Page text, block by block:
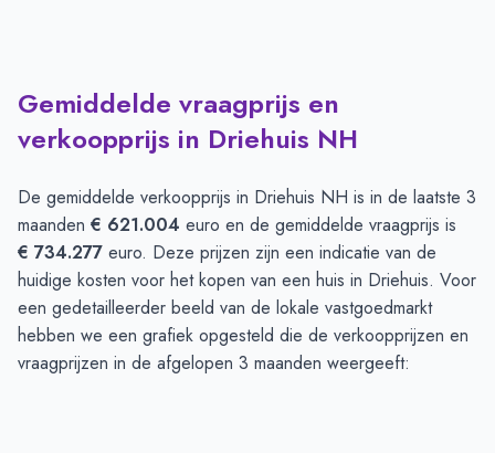
Gemiddelde vraagprijs en
verkoopprijs in Driehuis NH
De gemiddelde verkoopprijs in Driehuis NH is in de laatste 3
maanden € 621.004 euro en de gemiddelde vraagprijs is
€ 734.277 euro. Deze prijzen zijn een indicatie van de
huidige kosten voor het kopen van een huis in Driehuis. Voor
een gedetailleerder beeld van de lokale vastgoedmarkt
hebben we een grafiek opgesteld die de verkoopprijzen en
vraagprijzen in de afgelopen 3 maanden weergeeft: